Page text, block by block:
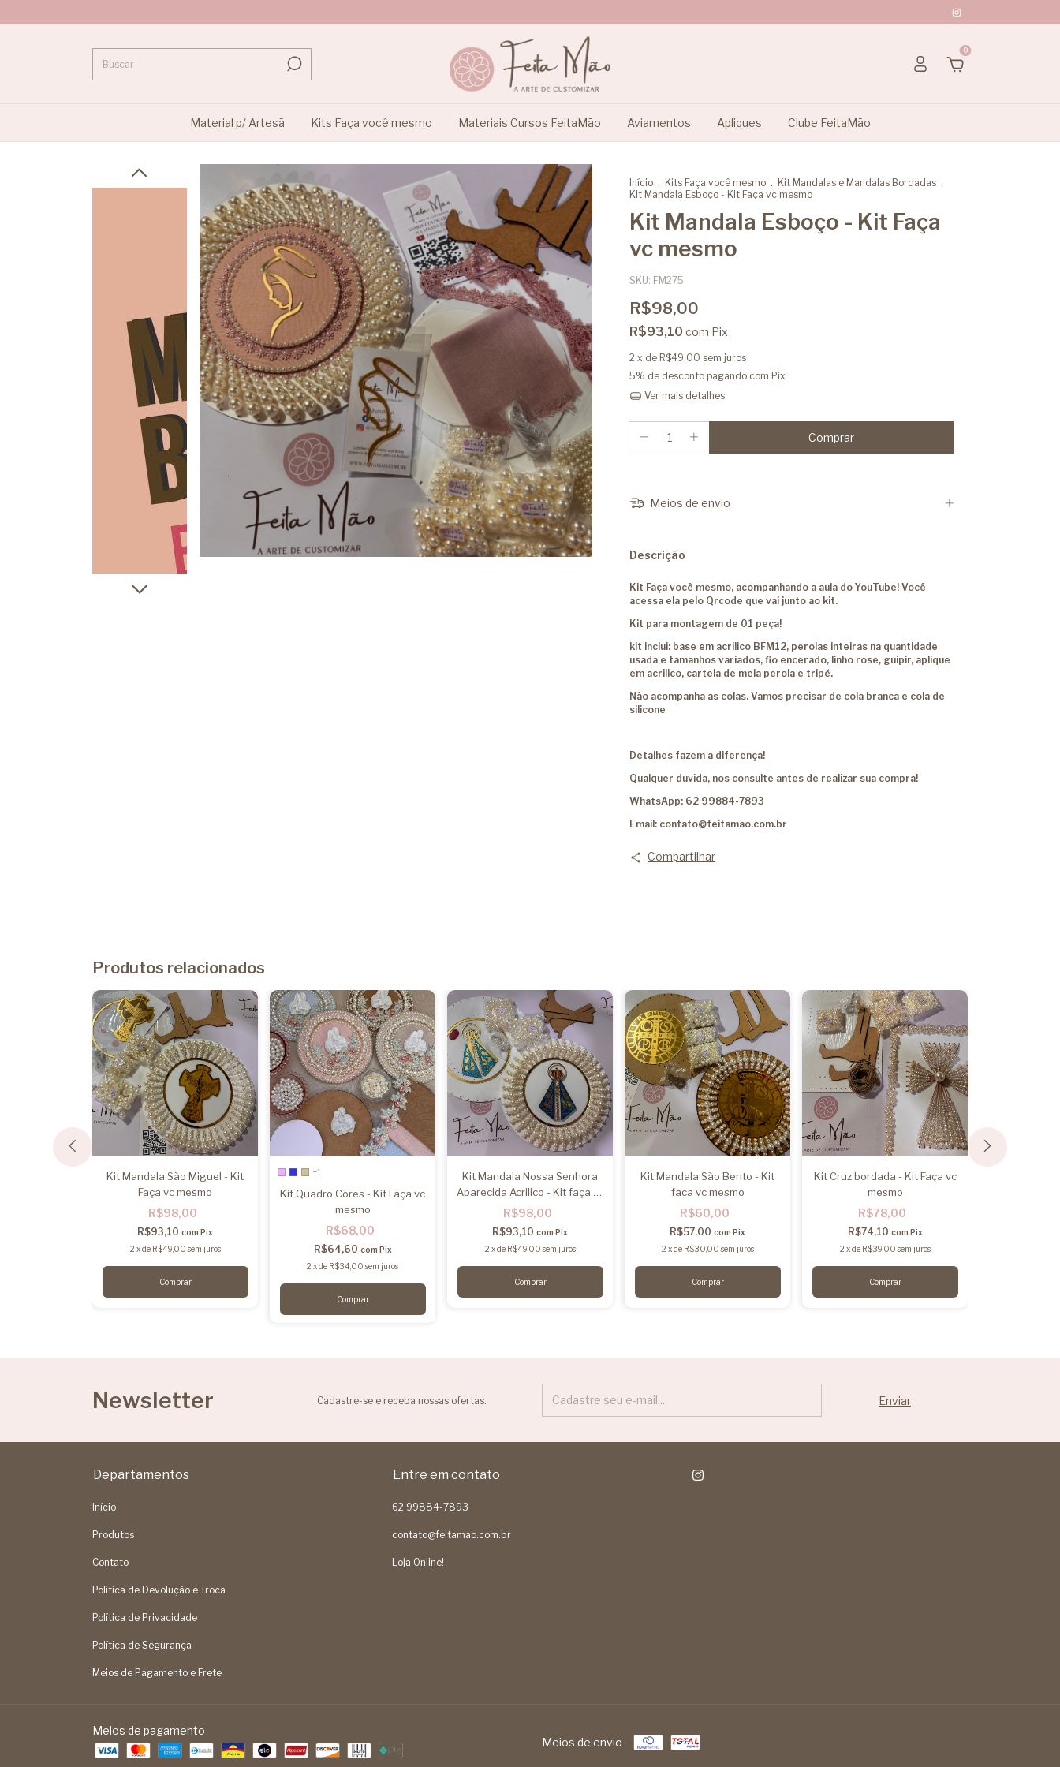
0
Material p/ Artesã Kits Faça você mesmo Materiais Cursos FeitaMão Aviamentos Apliques Clube FeitaMão
Início . Kits Faça você mesmo . Kit Mandalas e Mandalas Bordadas .
Kit Mandala Esboço - Kit Faça vc mesmo
Kit Mandala Esboço - Kit Faça
vc mesmo
SKU: FM275
R$98,00
R$93,10 com Pix
2 x de R$49,00 sem juros
5% de desconto pagando com Pix
Ver mais detalhes
Meios de envio
Descrição
Kit Faça você mesmo, acompanhando a aula do YouTube! Você
acessa ela pelo Qrcode que vai junto ao kit.
Kit para montagem de 01 peça!
kit inclui: base em acrilico BFM12, perolas inteiras na quantidade
usada e tamanhos variados, fio encerado, linho rose, guipir, aplique
em acrilico, cartela de meia perola e tripé.
Não acompanha as colas. Vamos precisar de cola branca e cola de
silicone
Detalhes fazem a diferença!
Qualquer duvida, nos consulte antes de realizar sua compra!
WhatsApp: 62 99884-7893
Email: contato@feitamao.com.br
Compartilhar
Produtos relacionados
Kit Mandala São Miguel - Kit
Faça vc mesmo
R$98,00
R$93,10 com Pix
2 xde R$49,00 sem juros
+1
Kit Quadro Cores - Kit Faça vc
mesmo
R$68,00
R$64,60 com Pix
2 xde R$34,00 sem juros
Comprar
Kit Mandala Nossa Senhora
Aparecida Acrilico - Kit faça vc
mesmo
R$98,00
R$93,10 com Pix
2 xde R$49,00 sem juros
Kit Mandala São Bento - Kit
faca vc mesmo
R$60,00
R$57,00 com Pix
2 xde R$30,00 sem juros
Kit Cruz bordada - Kit Faça vc
mesmo
R$78,00
R$74,10 com Pix
2 xde R$39,00 sem juros
Newsletter Cadastre-se e receba nossas ofertas.
Departamentos
Início
Produtos
Contato
Política de Devolução e Troca
Política de Privacidade
Política de Segurança
Meios de Pagamento e Frete
Entre em contato
62 99884-7893
contato@feitamao.com.br
Loja Online!
Meios de pagamento
Meios de envio